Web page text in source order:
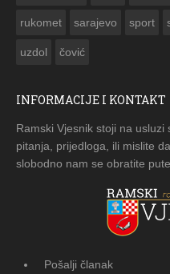
rukomet sarajevo sport
uzdol čović
INFORMACIJE I KONTAKT
Ramski Vjesnik stoji na
pitanja, prijedloga, ili mislite
slobodno nam se obratite
Pošalji članak